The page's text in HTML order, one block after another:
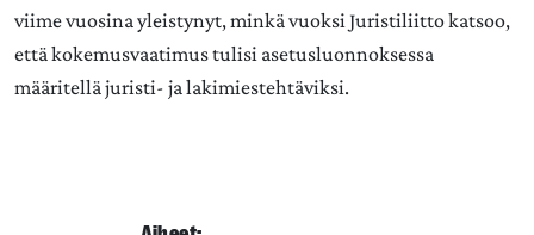
viime vuosina yleistynyt, minkä vuoksi Juristiliitto katsoo,
että kokemusvaatimus tulisi asetusluonnoksessa
määritellä juristi- ja lakimiestehtäviksi.